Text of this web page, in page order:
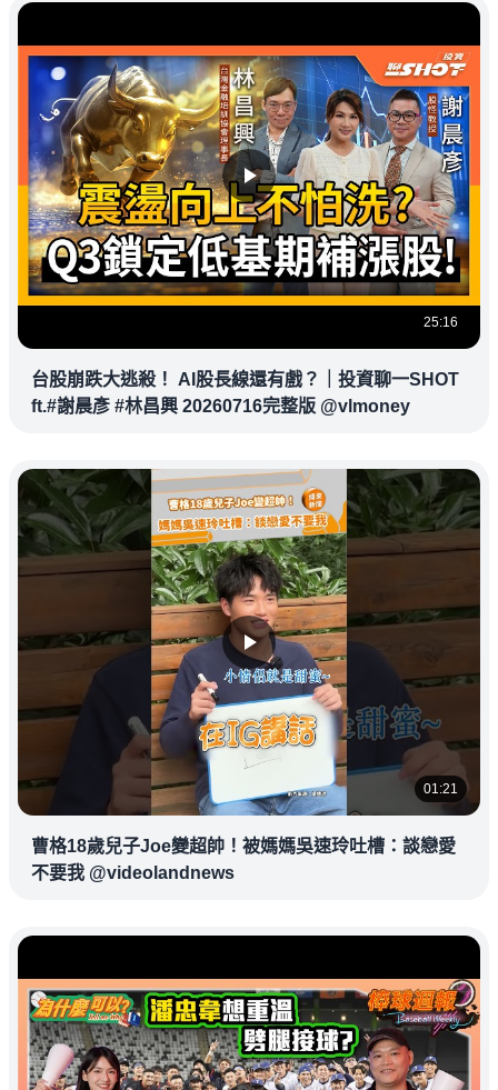
25:16
台股崩跌大逃殺！ AI股長線還有戲？｜投資聊一SHOT
ft.#謝晨彥 #林昌興 20260716完整版 @vlmoney
01:21
曹格18歲兒子Joe變超帥！被媽媽吳速玲吐槽：談戀愛
不要我 @videolandnews